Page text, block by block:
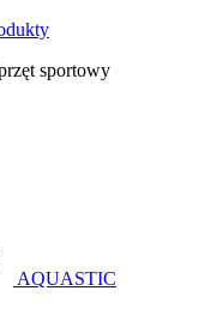
sportowy
AQUASTIC